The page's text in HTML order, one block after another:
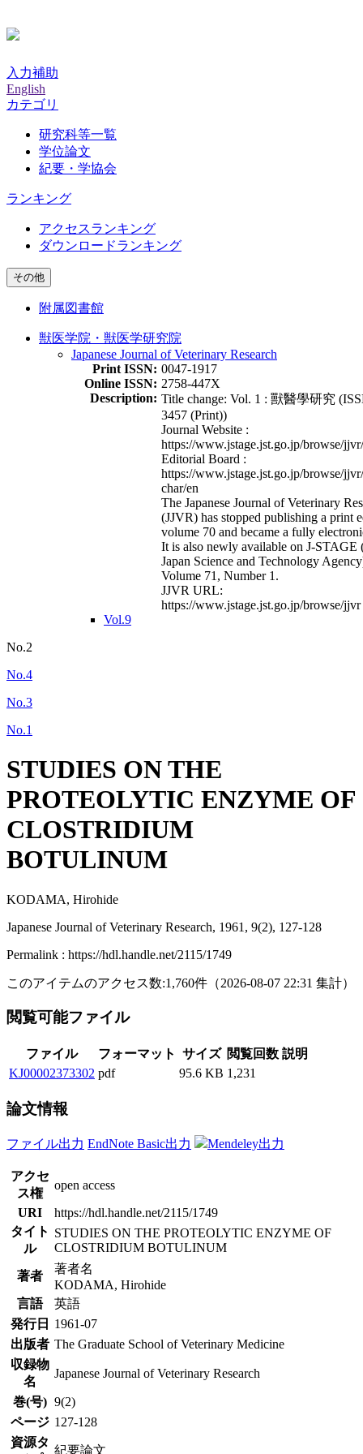
入力補助
English
カテゴリ
研究科等一覧
学位論文
紀要・学協会
ランキング
アクセスランキング
ダウンロードランキング
その他
附属図書館
獣医学院・獣医学研究院
Japanese Journal of Veterinary Research
Print ISSN: 0047-1917
Online ISSN: 2758-447X
Description: Title change: Vol. 1 : 獸醫學研究
3457 (Print))
Journal Website :
https://www.jstage.jst.go.jp/browse/
Editorial Board :
https://www.jstage.jst.go.jp/browse/
char/en
The Japanese Journal of Veterinary
(JJVR) has stopped publishing a print
volume 70 and became a fully
It is also newly available on J-STAGE
Japan Science and Technology
Volume 71, Number 1.
JJVR URL:
https://www.jstage.jst.go.jp/browse/jjvr
Vol.9
No.2
No.4
No.3
No.1
STUDIES ON THE
PROTEOLYTIC ENZYME OF
CLOSTRIDIUM
BOTULINUM
KODAMA, Hirohide
Japanese Journal of Veterinary Research, 1961, 9(2), 127-128
Permalink : https://hdl.handle.net/2115/1749
このアイテムのアクセス数:1,760件 （2026-08-07 22:31 集計）
閲覧可能ファイル
ファイル フォーマット サイズ 閲覧回数 説明
KJ00002373302 pdf 95.6 KB 1,231
論文情報
ファイル出力 EndNote Basic出力 Mendeley出力
アクセ
ス権
open access
URI
https://hdl.handle.net/2115/1749
タイト
ル
STUDIES ON THE PROTEOLYTIC ENZYME OF
CLOSTRIDIUM BOTULINUM
著者
著者名
KODAMA, Hirohide
言語
英語
発行日
1961-07
出版者 The Graduate School of Veterinary Medicine
収録物
名
Japanese Journal of Veterinary Research
巻(号) 9(2)
ページ 127-128
資源タ
紀要論文